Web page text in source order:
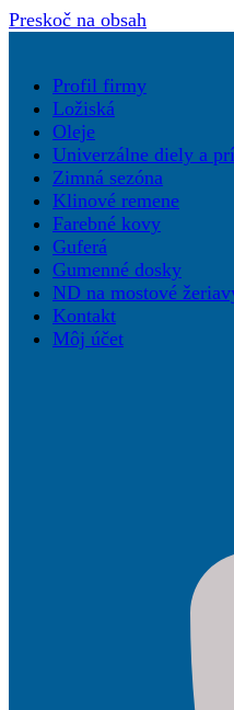
Preskoč na obsah
Profil firmy
Ložiská
Oleje
Univerzálne diely a
Zimná sezóna
Klinové remene
Farebné kovy
Guferá
Gumenné dosky
ND na mostové
Kontakt
Môj účet